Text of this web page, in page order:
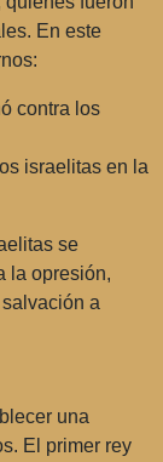
En este
contra los
israelitas en la
se
la opresión,
a
una
El primer rey